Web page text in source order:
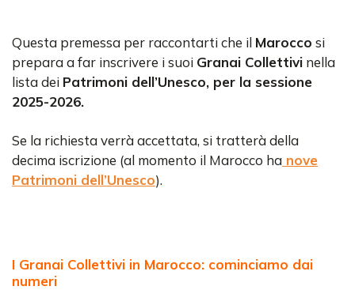
Questa premessa per raccontarti che il Marocco si
prepara a far inscrivere i suoi Granai Collettivi nella
lista dei Patrimoni dell’Unesco, per la sessione
2025-2026.
Se la richiesta verrà accettata, si tratterà della
decima iscrizione (al momento il Marocco ha nove
Patrimoni dell’Unesco).
I Granai Collettivi in Marocco: cominciamo dai
numeri